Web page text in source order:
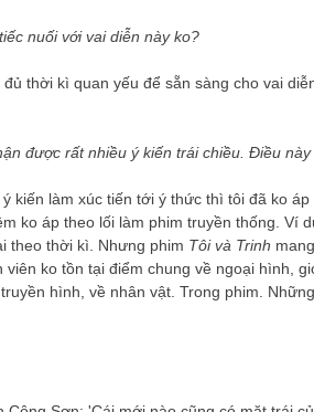
nuối với vai diễn này ko?
thời kì quan yếu để sẵn sàng cho vai
được rất nhiều ý kiến ​​trái chiều. Điều
kiến làm xúc tiến tới ý thức thì tôi đã ko
ko áp theo lối làm phim truyền thống. Ví
theo thời kì. Nhưng phim Tôi và Trinh
viên ko tồn tại điểm chung về ngoại
hình, về nhân vật. Trong phim.